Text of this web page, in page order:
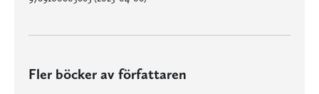
Fler böcker av författaren